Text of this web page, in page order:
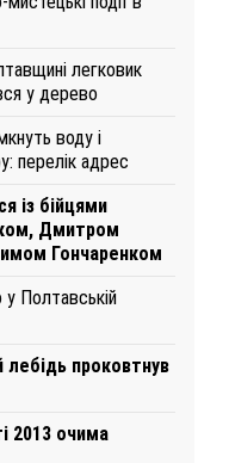
легковик
у дерево
воду і
перелік адрес
із бійцями
Дмитром
Гончаренком
Полтавській
проковтнув
2013 очима